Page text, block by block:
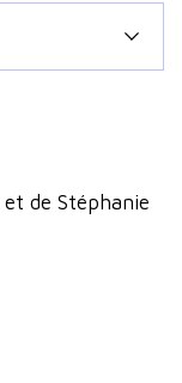
de Stéphanie